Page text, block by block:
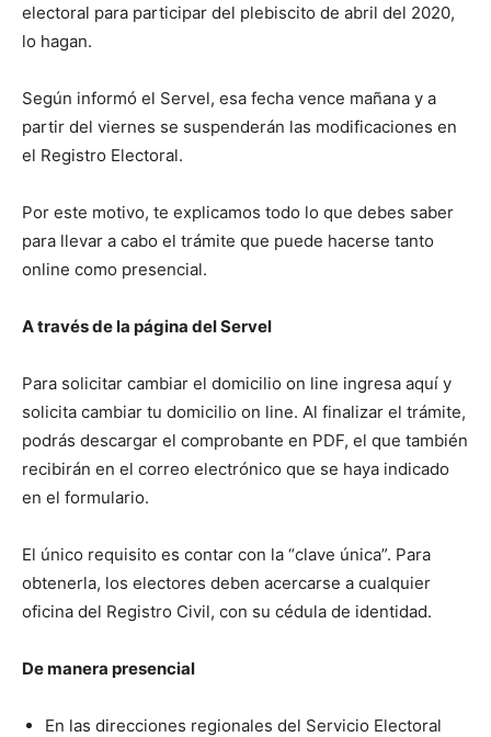
electoral para participar del plebiscito de abril del 2020,
lo hagan.
Según informó el Servel, esa fecha vence mañana y a
partir del viernes se suspenderán las modificaciones en
el Registro Electoral.
Por este motivo, te explicamos todo lo que debes saber
para llevar a cabo el trámite que puede hacerse tanto
online como presencial.
A través de la página del Servel
Para solicitar cambiar el domicilio on line ingresa aquí y
solicita cambiar tu domicilio on line. Al finalizar el trámite,
podrás descargar el comprobante en PDF, el que también
recibirán en el correo electrónico que se haya indicado
en el formulario.
El único requisito es contar con la “clave única”. Para
obtenerla, los electores deben acercarse a cualquier
oficina del Registro Civil, con su cédula de identidad.
De manera presencial
En las direcciones regionales del Servicio Electoral